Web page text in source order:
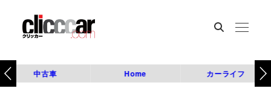
中古車 Home カーライフ